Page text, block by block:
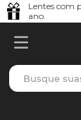
Lentes com
ano.
Busque
TERMOS